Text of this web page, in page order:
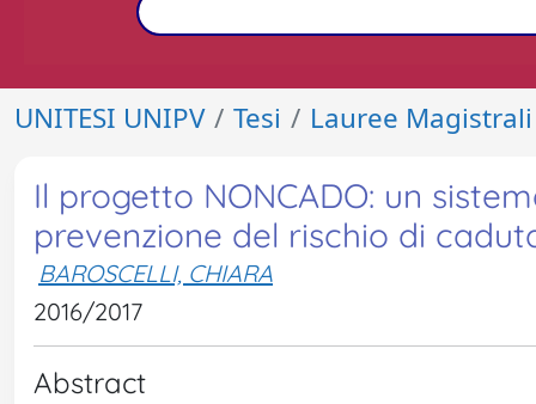
UNITESI UNIPV Tesi Lauree Magistrali
Il progetto NONCADO: un
prevenzione del rischio di
BAROSCELLI, CHIARA
2016/2017
Abstract